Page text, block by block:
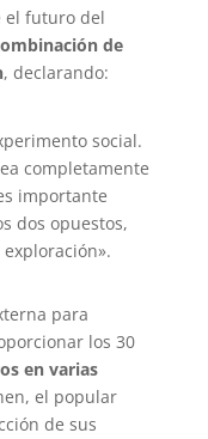
el futuro del
de
, declarando:
social.
completamente
importante
dos opuestos,
para
los 30
en varias
el popular
de sus